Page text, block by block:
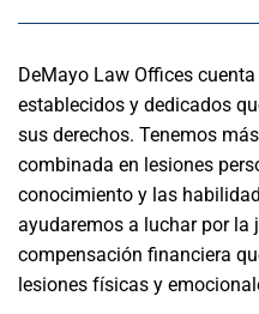
DeMayo Law Offices
establecidos y dedicados
sus derechos. Tenemos
combinada en lesiones
conocimiento y las
ayudaremos a luchar por
compensación financiera
lesiones físicas y